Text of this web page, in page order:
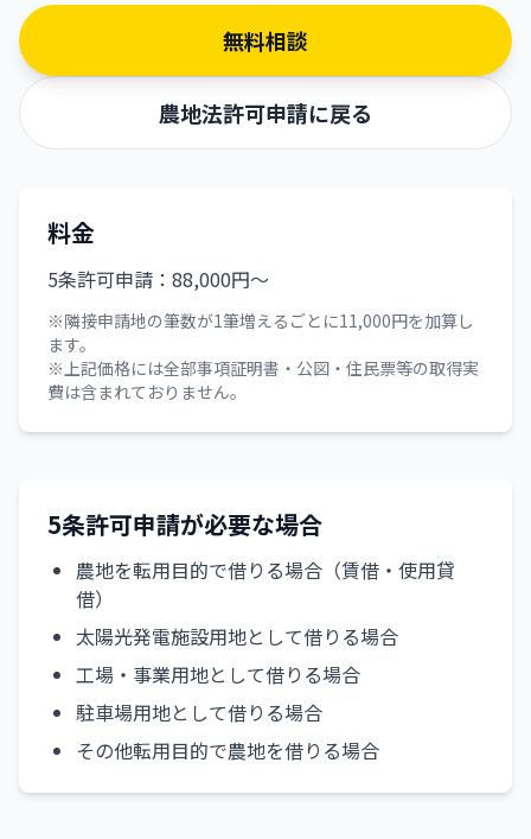
無料相談
農地法許可申請に戻る
料金
5条許可申請：88,000円～
※隣接申請地の筆数が1筆増えるごとに11,000円を加算し
ます。
※上記価格には全部事項証明書・公図・住民票等の取得実
費は含まれておりません。
5条許可申請が必要な場合
農地を転用目的で借りる場合（賃借・使用貸
借）
太陽光発電施設用地として借りる場合
工場・事業用地として借りる場合
駐車場用地として借りる場合
その他転用目的で農地を借りる場合